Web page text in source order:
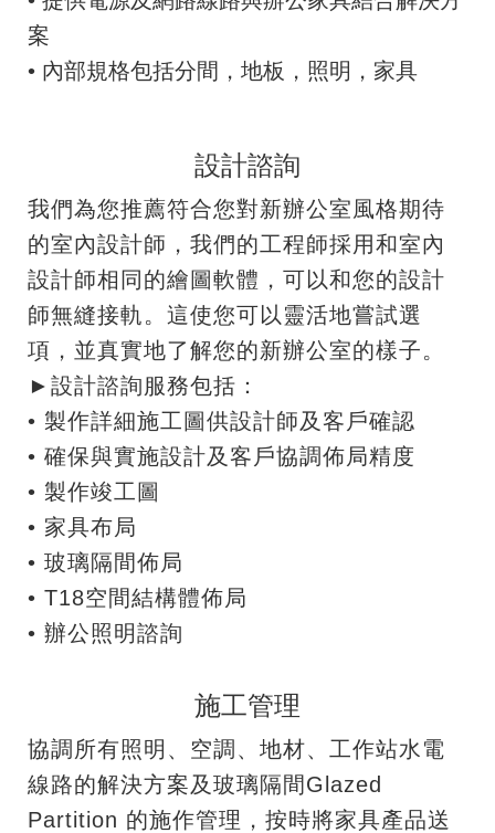
案
• 內部規格包括分間，地板，照明，家具
設計諮詢
我們為您推薦符合您對新辦公室風格期待
的室內設計師，我們的工程師採用和室內
設計師相同的繪圖軟體，可以和您的設計
師無縫接軌。這使您可以靈活地嘗試選
項，並真實地了解您的新辦公室的樣子。
►設計諮詢服務包括：
• 製作詳細施工圖供設計師及客戶確認
• 確保與實施設計及客戶協調佈局精度
• 製作竣工圖
• 家具布局
• 玻璃隔間佈局
• T18空間結構體佈局
• 辦公照明諮詢
施工管理
協調所有照明、空調、地材、工作站水電
線路的解決方案及玻璃隔間Glazed
Partition 的施作管理，按時將家具產品送